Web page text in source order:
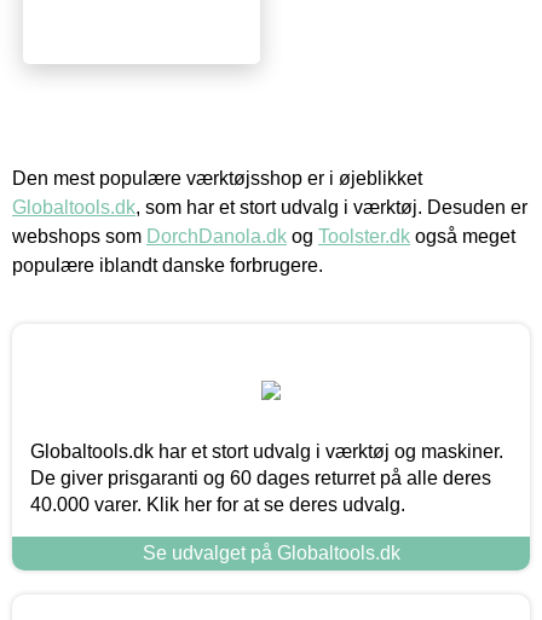
Den mest populære værktøjsshop er i øjeblikket
Globaltools.dk, som har et stort udvalg i værktøj. Desuden er
webshops som DorchDanola.dk og Toolster.dk også meget
populære iblandt danske forbrugere.
Globaltools.dk har et stort udvalg i værktøj og maskiner.
De giver prisgaranti og 60 dages returret på alle deres
40.000 varer. Klik her for at se deres udvalg.
Se udvalget på Globaltools.dk